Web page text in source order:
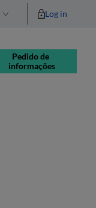
English
Log in
Pedido de
informações